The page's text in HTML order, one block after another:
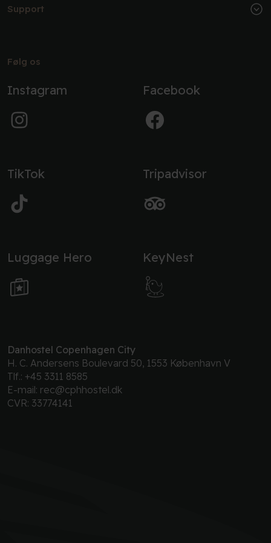
Support
Følg os
Instagram Facebook
TikTok Tripadvisor
Luggage Hero KeyNest
Danhostel Copenhagen City
H. C. Andersens Boulevard 50, 1553 København V
Tlf.: +45 3311 8585
E-mail: rec@cphhostel.dk
CVR: 33774141